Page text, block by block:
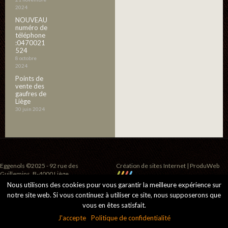
2024
NOUVEAU
numéro de
téléphone
:0470021
524
8 octobre
2024
Points de
vente des
gaufres de
Liège
30 juin 2024
Eggenols ©2025 - 92 rue des
Guillemins, B-4000 Liège
Création de sites Internet | ProduWeb
Nous utilisons des cookies pour vous garantir la meilleure expérience sur
notre site web. Si vous continuez à utiliser ce site, nous supposerons que
vous en êtes satisfait.
J'accepte
Politique de confidentialité